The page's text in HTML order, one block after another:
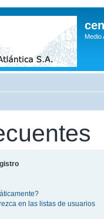
Medio
en las listas de usuarios